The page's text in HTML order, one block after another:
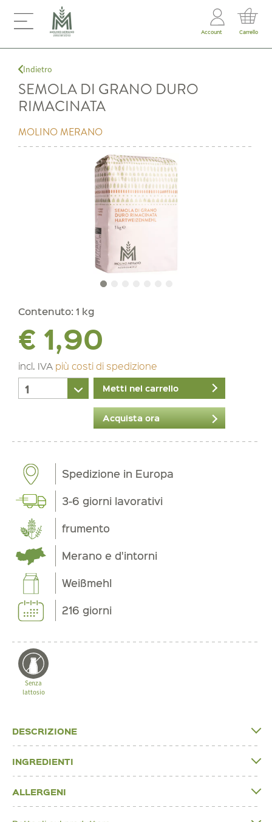
Account Carrello
Indietro
SEMOLA DI GRANO DURO
RIMACINATA
MOLINO MERANO
Contenuto: 1 kg
€ 1,90
incl. IVA più costi di spedizione
Metti nel carrello
Acquista ora
Spedizione in Europa
3-6 giorni lavorativi
frumento
Merano e d'intorni
Weißmehl
216 giorni
Senza
lattosio
DESCRIZIONE
INGREDIENTI
ALLERGENI